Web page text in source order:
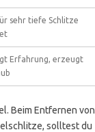
sehr tiefe Schlitze
Erfahrung, erzeugt
Beim Entfernen von
solltest du